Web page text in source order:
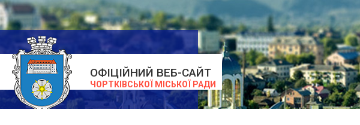
ОФІЦІЙНИЙ ВЕБ-САЙТ
ЧОРТКІВСЬКОЇ МІСЬКОЇ РАДИ